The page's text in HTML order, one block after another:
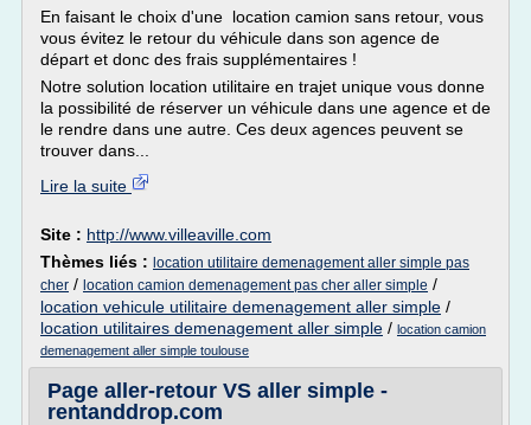
En faisant le choix d'une location camion sans retour, vous
vous évitez le retour du véhicule dans son agence de
départ et donc des frais supplémentaires !
Notre solution location utilitaire en trajet unique vous donne
la possibilité de réserver un véhicule dans une agence et de
le rendre dans une autre. Ces deux agences peuvent se
trouver dans...
Lire la suite
Site : http://www.villeaville.com
Thèmes liés : location utilitaire demenagement aller simple pas
cher / location camion demenagement pas cher aller simple /
location vehicule utilitaire demenagement aller simple /
location utilitaires demenagement aller simple / location camion
demenagement aller simple toulouse
Page aller-retour VS aller simple -
rentanddrop.com